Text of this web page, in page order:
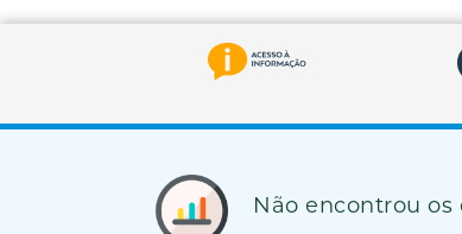
Não encontrou os